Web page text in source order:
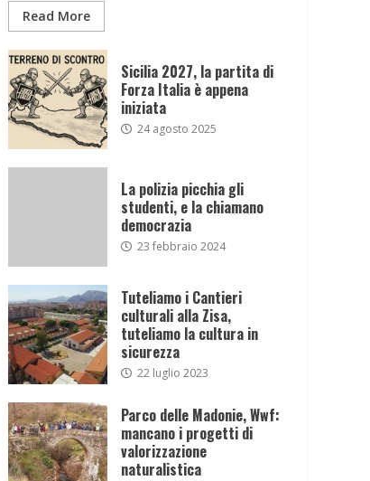
Read More
Sicilia 2027, la partita di
Forza Italia è appena
iniziata
24 agosto 2025
La polizia picchia gli
studenti, e la chiamano
democrazia
23 febbraio 2024
Tuteliamo i Cantieri
culturali alla Zisa,
tuteliamo la cultura in
sicurezza
22 luglio 2023
Parco delle Madonie, Wwf:
mancano i progetti di
valorizzazione
naturalistica